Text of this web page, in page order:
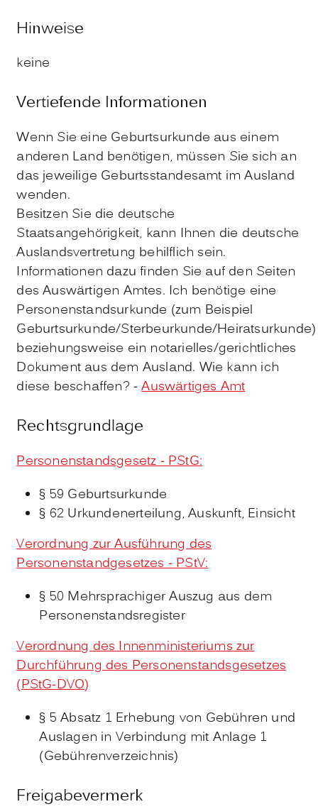
Hinweise
keine
Vertiefende Informationen
Wenn Sie eine Geburtsurkunde aus einem
anderen Land benötigen, müssen Sie sich an
das jeweilige Geburtsstandesamt im Ausland
wenden.
Besitzen Sie die deutsche
Staatsangehörigkeit, kann Ihnen die deutsche
Auslandsvertretung behilflich sein.
Informationen dazu finden Sie auf den Seiten
des Auswärtigen Amtes. Ich benötige eine
Personenstandsurkunde (zum Beispiel
Geburtsurkunde/Sterbeurkunde/Heiratsurkunde)
beziehungsweise ein notarielles/gerichtliches
Dokument aus dem Ausland. Wie kann ich
diese beschaffen? -Auswärtiges Amt
Rechtsgrundlage
Personenstandsgesetz - PStG:
§ 59 Geburtsurkunde
§ 62 Urkundenerteilung, Auskunft, Einsicht
Verordnung zur Ausführung des
Personenstandgesetzes - PStV:
§ 50 Mehrsprachiger Auszug aus dem
Personenstandsregister
Verordnung des Innenministeriums zur
Durchführung des Personenstandsgesetzes
(PStG-DVO)
§ 5 Absatz 1 Erhebung von Gebühren und
Auslagen in Verbindung mit Anlage 1
(Gebührenverzeichnis)
Freigabevermerk